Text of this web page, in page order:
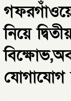
নিয়ে
যোগাযোগ